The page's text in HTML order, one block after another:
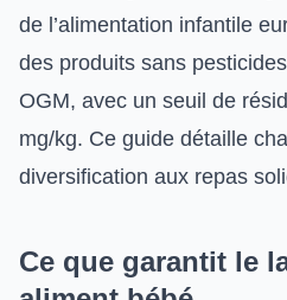
de l’alimentation infantile
des produits sans
OGM, avec un seuil de
mg/kg. Ce guide détaille
diversification aux repas
Ce que garantit le